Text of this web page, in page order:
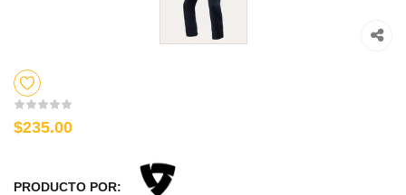
$235.00
PRODUCTO POR: